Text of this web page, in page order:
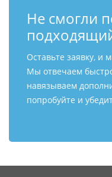
Не смогли
Оставьте заявку, и
Мы отвечаем
навязываем
попробуйте и